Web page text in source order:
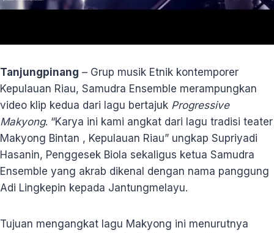
Tanjungpinang – Grup musik Etnik kontemporer
Kepulauan Riau, Samudra Ensemble merampungkan
video klip kedua dari lagu bertajuk Progressive
Makyong. “Karya ini kami angkat dari lagu tradisi teater
Makyong Bintan , Kepulauan Riau” ungkap Supriyadi
Hasanin, Penggesek Biola sekaligus ketua Samudra
Ensemble yang akrab dikenal dengan nama panggung
Adi Lingkepin kepada Jantungmelayu.
Tujuan mengangkat lagu Makyong ini menurutnya